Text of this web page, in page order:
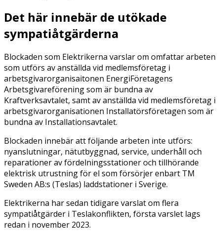
Det här innebär de utökade
sympatiåtgärderna
Blockaden som Elektrikerna varslar om omfattar arbeten
som utförs av anställda vid medlemsföretag i
arbetsgivarorganisaitonen EnergiFöretagens
Arbetsgivareförening som är bundna av
Kraftverksavtalet, samt av anställda vid medlemsföretag i
arbetsgivarorganisationen Installatörsföretagen som är
bundna av Installationsavtalet.
Blockaden innebär att följande arbeten inte utförs:
nyanslutningar, nätutbyggnad, service, underhåll och
reparationer av fördelningsstationer och tillhörande
elektrisk utrustning för el som försörjer enbart TM
Sweden AB:s (Teslas) laddstationer i Sverige.
Elektrikerna har sedan tidigare varslat om flera
sympatiåtgärder i Teslakonflikten, första varslet lags
redan i november 2023.